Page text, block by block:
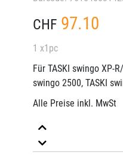
CHF 97.10
1 x1pc
Für TASKI swingo XP-
swingo 2500, TASKI
Alle Preise inkl. MwSt